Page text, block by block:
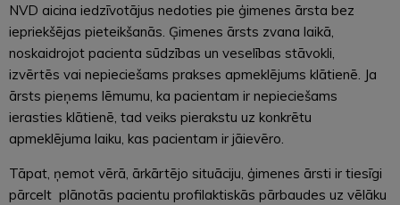
NVD aicina iedzīvotājus nedoties pie ģimenes ārsta bez
iepriekšējas pieteikšanās. Ģimenes ārsts zvana laikā,
noskaidrojot pacienta sūdzības un veselības stāvokli,
izvērtēs vai nepieciešams prakses apmeklējums klātienē. Ja
ārsts pieņems lēmumu, ka pacientam ir nepieciešams
ierasties klātienē, tad veiks pierakstu uz konkrētu
apmeklējuma laiku, kas pacientam ir jāievēro.
Tāpat, ņemot vērā, ārkārtējo situāciju, ģimenes ārsti ir tiesīgi
pārcelt plānotās pacientu profilaktiskās pārbaudes uz vēlāku